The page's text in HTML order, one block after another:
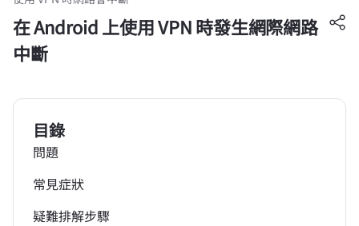
在 Android 上使用 VPN 時發生網際網路
中斷
目錄
問題
常見症狀
疑難排解步驟